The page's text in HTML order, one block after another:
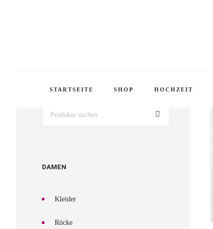
STARTSEITE SHOP HOCHZEIT
Suche
DAMEN
Kleider
Röcke